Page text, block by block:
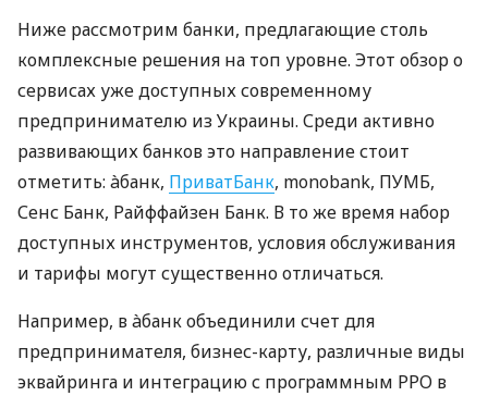
Ниже рассмотрим банки, предлагающие столь
комплексные решения на топ уровне. Этот обзор о
сервисах уже доступных современному
предпринимателю из Украины. Среди активно
развивающих банков это направление стоит
отметить: àбанк, ПриватБанк, monobank, ПУМБ,
Сенс Банк, Райффайзен Банк. В то же время набор
доступных инструментов, условия обслуживания
и тарифы могут существенно отличаться.
Например, в àбанк объединили счет для
предпринимателя, бизнес-карту, различные виды
эквайринга и интеграцию с программным РРО в